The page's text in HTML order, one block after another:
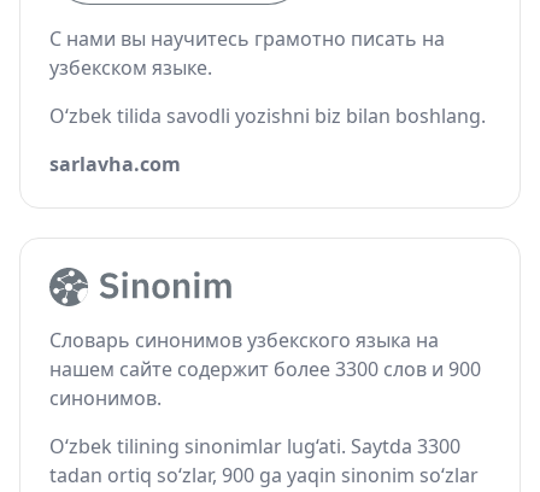
С нами вы научитесь грамотно писать на
узбекском языке.
O‘zbek tilida savodli yozishni biz bilan boshlang.
sarlavha.com
Словарь синонимов узбекского языка на
нашем сайте содержит более 3300 слов и 900
синонимов.
O‘zbek tilining sinonimlar lug‘ati. Saytda 3300
tadan ortiq so‘zlar, 900 ga yaqin sinonim so‘zlar